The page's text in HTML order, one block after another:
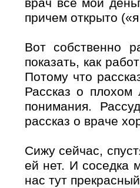
врач все мои
причем открыто
Вот собственно
показать, как
Потому что
Рассказ о плохом
понимания.
рассказ о враче
Сижу сейчас,
ей нет. И соседка
нас тут